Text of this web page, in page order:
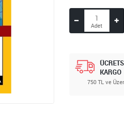
KARGO
750 TL ve